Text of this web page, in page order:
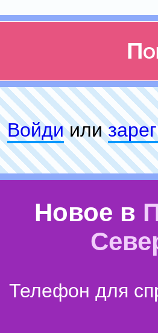
Войдиили
Новое в
Телефон для